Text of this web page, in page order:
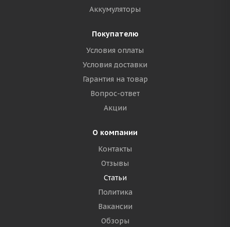
Аккумуляторы
Покупателю
Условия оплаты
Условия доставки
Гарантия на товар
Вопрос-ответ
Акции
О компании
Контакты
Отзывы
Статьи
Политика
Вакансии
Обзоры